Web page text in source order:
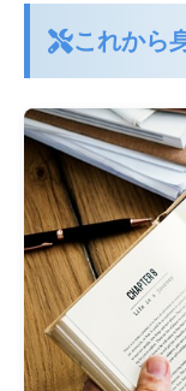
これから